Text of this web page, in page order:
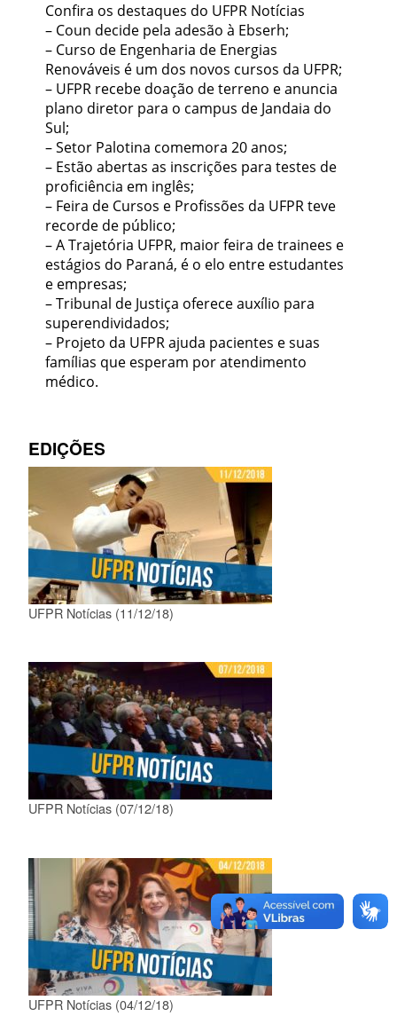
Confira os destaques do UFPR Notícias
– Coun decide pela adesão à Ebserh;
– Curso de Engenharia de Energias
Renováveis é um dos novos cursos da UFPR;
– UFPR recebe doação de terreno e anuncia
plano diretor para o campus de Jandaia do
Sul;
– Setor Palotina comemora 20 anos;
– Estão abertas as inscrições para testes de
proficiência em inglês;
– Feira de Cursos e Profissões da UFPR teve
recorde de público;
– A Trajetória UFPR, maior feira de trainees e
estágios do Paraná, é o elo entre estudantes
e empresas;
– Tribunal de Justiça oferece auxílio para
superendividados;
– Projeto da UFPR ajuda pacientes e suas
famílias que esperam por atendimento
médico.
EDIÇÕES
UFPR Notícias (11/12/18)
UFPR Notícias (07/12/18)
UFPR Notícias (04/12/18)